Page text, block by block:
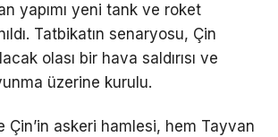
yapımı yeni tank ve roket
Tatbikatın senaryosu, Çin
olası bir hava saldırısı ve
üzerine kurulu.
Çin’in askeri hamlesi, hem Tayvan